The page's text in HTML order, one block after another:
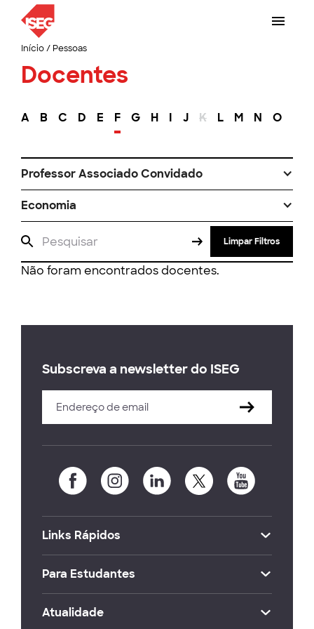
Início/ Pessoas
Docentes
A B C D E F G H I J K L M N O
Professor Associado Convidado
Economia
Limpar Filtros
Não foram encontrados docentes.
Subscreva a newsletter do ISEG
Links Rápidos
Para Estudantes
Atualidade